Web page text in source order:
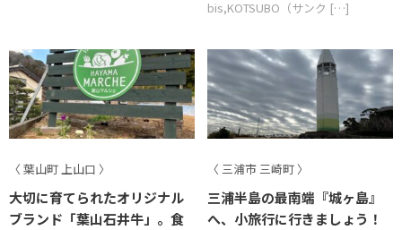
bis,KOTSUBO（サンク […]
〈 葉山町 上山口 〉
大切に育てられたオリジナル
ブランド「葉山石井牛」。食
〈 三浦市 三崎町 〉
三浦半島の最南端『城ヶ島』
へ、小旅行に行きましょう！